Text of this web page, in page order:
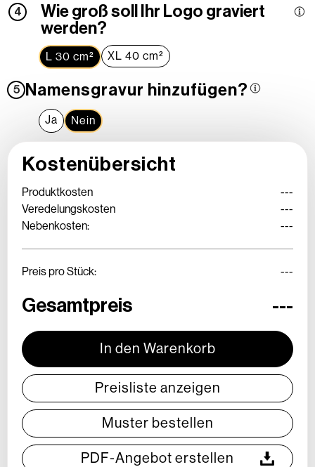
4
Wie groß soll Ihr Logo graviert
werden?
L 30 cm² XL 40 cm²
5 Namensgravur hinzufügen?
Ja Nein
Kostenübersicht
Produktkosten
---
Veredelungskosten
---
Nebenkosten:
---
Preis pro Stück: ---
Gesamtpreis ---
In den Warenkorb
Preisliste anzeigen
Muster bestellen
PDF-Angebot erstellen